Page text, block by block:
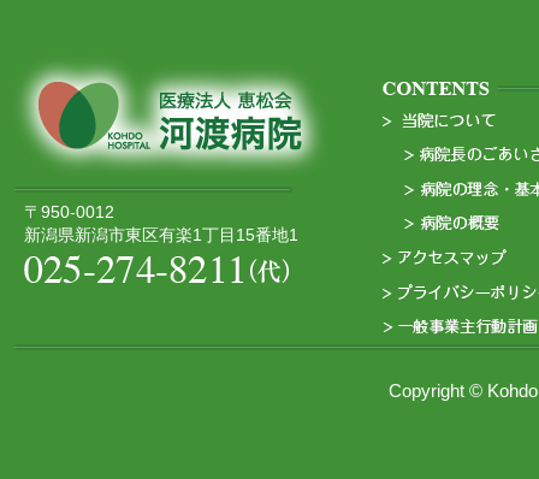
〒950-0012
新潟県新潟市東区有楽1丁目15番地1
Copyright ©